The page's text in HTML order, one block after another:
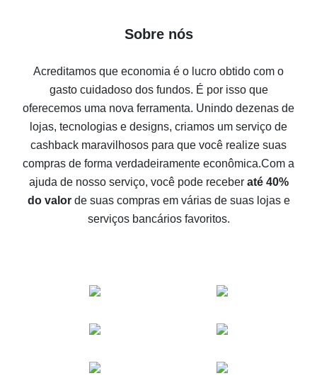
compras
Aliexpress
Como receber cashback no Aliexpress - formas fáceis
de se obter cashback
10% de cashback no Aliexpress - o impossível é
possível
O melhor cashback no Aliexpress - como encontrá-lo
O melhor serviço de cashback para o Aliexpress -
vamos comparar ofertas
Sobre nós
Acreditamos que economia é o lucro obtido com o
gasto cuidadoso dos fundos. É por isso que
oferecemos uma nova ferramenta. Unindo dezenas de
lojas, tecnologias e designs, criamos um serviço de
cashback maravilhosos para que você realize suas
compras de forma verdadeiramente econômica.Com a
ajuda de nosso serviço, você pode receber até 40%
do valorde suas compras em várias de suas lojas e
serviços bancários favoritos.